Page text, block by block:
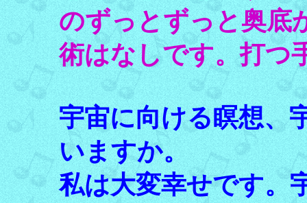
のずっとずっと奥底
術はなしです。打つ
宇宙に向ける瞑想、
いますか。
私は大変幸せです。